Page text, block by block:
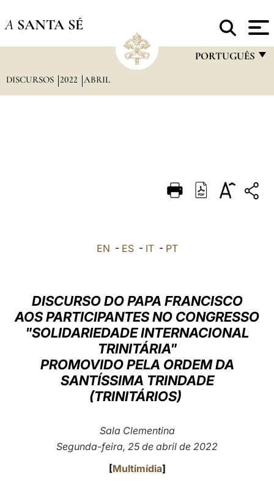
A SANTA SÉ
PORTUGUÊS
DEUTSCH
LATINE
DISCURSOS 2022 ABRIL
EN - ES- IT- PT
DISCURSO DO PAPA FRANCISCO
AOS PARTICIPANTES NO CONGRESSO
"SOLIDARIEDADE INTERNACIONAL
TRINITÁRIA"
PROMOVIDO PELA ORDEM DA
SANTÍSSIMA TRINDADE
(TRINITÁRIOS)
Sala Clementina
Segunda-feira, 25 de abril de 2022
[Multimídia]